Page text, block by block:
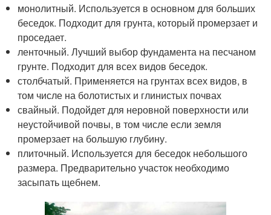
монолитный. Используется в основном для больших
беседок. Подходит для грунта, который промерзает и
проседает.
ленточный. Лучший выбор фундамента на песчаном
грунте. Подходит для всех видов беседок.
столбчатый. Применяется на грунтах всех видов, в
том числе на болотистых и глинистых почвах
свайный. Подойдет для неровной поверхности или
неустойчивой почвы, в том числе если земля
промерзает на большую глубину.
плиточный. Используется для беседок небольшого
размера. Предварительно участок необходимо
засыпать щебнем.